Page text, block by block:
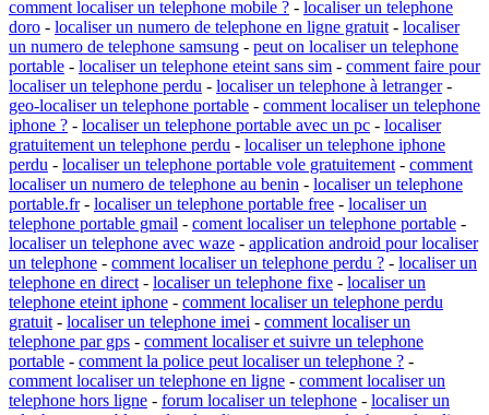
comment localiser un telephone mobile ? - localiser un telephone
doro - localiser un numero de telephone en ligne gratuit - localiser
un numero de telephone samsung - peut on localiser un telephone
portable - localiser un telephone eteint sans sim - comment faire pour
localiser un telephone perdu - localiser un telephone à letranger-
geo-localiser un telephone portable - comment localiser un telephone
iphone ? - localiser un telephone portable avec un pc - localiser
gratuitement un telephone perdu - localiser un telephone iphone
perdu - localiser un telephone portable vole gratuitement - comment
localiser un numero de telephone au benin - localiser un telephone
portable.fr- localiser un telephone portable free - localiser un
telephone portable gmail - coment localiser un telephone portable -
localiser un telephone avec waze - application android pour localiser
un telephone - comment localiser un telephone perdu ? - localiser un
telephone en direct - localiser un telephone fixe - localiser un
telephone eteint iphone - comment localiser un telephone perdu
gratuit - localiser un telephone imei - comment localiser un
telephone par gps - comment localiser et suivre un telephone
portable - comment la police peut localiser un telephone ? -
comment localiser un telephone en ligne - comment localiser un
telephone hors ligne - forum localiser un telephone - localiser un